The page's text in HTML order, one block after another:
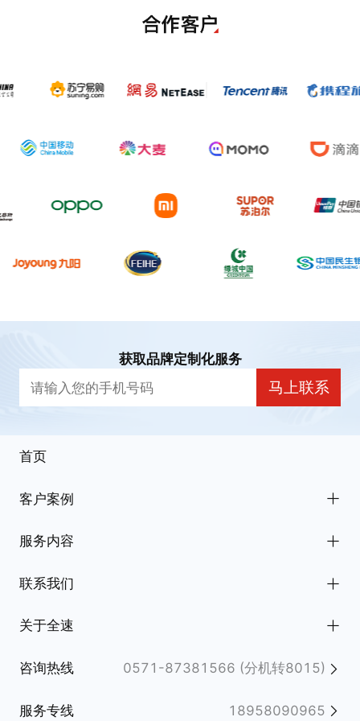
获取品牌定制化服务
马上联系
首页
客户案例
全部案例
电商/新零售
互动娱乐
金融理财
生活服务/知识教育
服务内容
全部服务
用户体验
数字营销
创意设计
联系我们
杭州
北京
上海
关于全速
公司简介
新闻动态
咨询热线 0571-87381566 (分机转8015)
服务专线 18958090965